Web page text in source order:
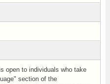
open to individuals who take
section of the